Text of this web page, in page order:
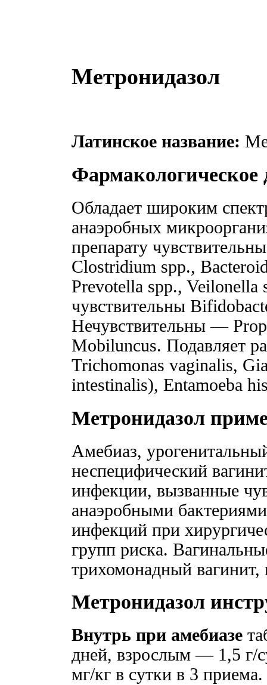
Метронидазол
Латинское название:
Фармакологическое
Обладает широким
анаэробных
препарату
Clostridium spp.,
Prevotella spp., Veilonella
чувствительны
Нечувствительны —
Mobiluncus. Подавляет
Trichomonas vaginalis,
intestinalis), Entamoeba
Метронидазол
Амебиаз,
неспецифический
инфекции, вызванные
анаэробными
инфекций при
групп риска.
трихомонадный
Метронидазол
Внутрь при амебиазе
дней, взрослым — 1,5 г/
мг/кг в сутки в 3 приема.